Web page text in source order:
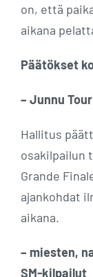
on, että
aikana
Päätökset
– Junnu
Hallitus
osakilpailun
Grande
ajankohdat
aikana.
– miesten,
SM-kilpailut